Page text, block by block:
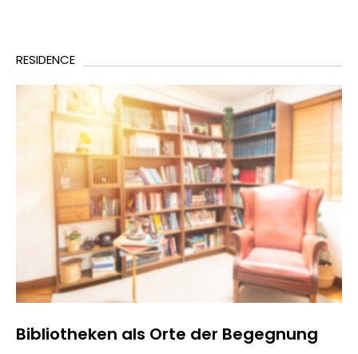
RESIDENCE
Bibliotheken als Orte der Begegnung